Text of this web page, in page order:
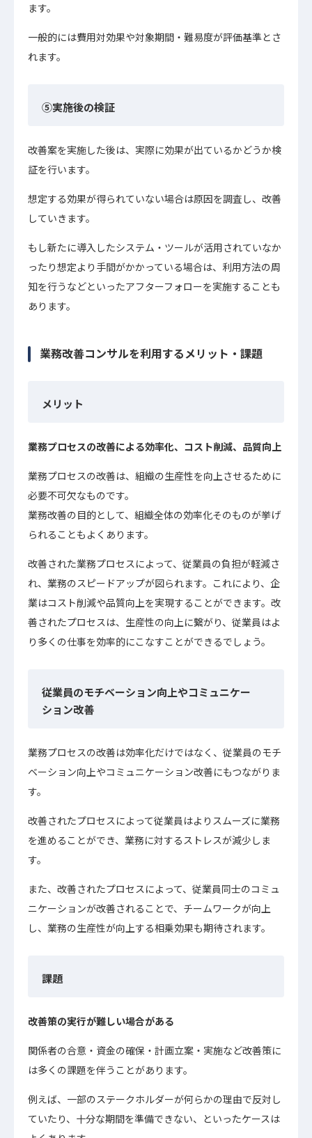
ます。
一般的には費用対効果や対象期間・難易度が評価基準とさ
れます。
⑤実施後の検証
改善案を実施した後は、実際に効果が出ているかどうか検
証を行います。
想定する効果が得られていない場合は原因を調査し、改善
していきます。
もし新たに導入したシステム・ツールが活用されていなか
ったり想定より手間がかかっている場合は、利用方法の周
知を行うなどといったアフターフォローを実施することも
あります。
業務改善コンサルを利用するメリット・課題
メリット
業務プロセスの改善による効率化、コスト削減、品質向上
業務プロセスの改善は、組織の生産性を向上させるために
必要不可欠なものです。
業務改善の目的として、組織全体の効率化そのものが挙げ
られることもよくあります。
改善された業務プロセスによって、従業員の負担が軽減さ
れ、業務のスピードアップが図られます。これにより、企
業はコスト削減や品質向上を実現することができます。改
善されたプロセスは、生産性の向上に繋がり、従業員はよ
り多くの仕事を効率的にこなすことができるでしょう。
従業員のモチベーション向上やコミュニケー
ション改善
業務プロセスの改善は効率化だけではなく、従業員のモチ
ベーション向上やコミュニケーション改善にもつながりま
す。
改善されたプロセスによって従業員はよりスムーズに業務
を進めることができ、業務に対するストレスが減少しま
す。
また、改善されたプロセスによって、従業員同士のコミュ
ニケーションが改善されることで、チームワークが向上
し、業務の生産性が向上する相乗効果も期待されます。
課題
改善策の実行が難しい場合がある
関係者の合意・資金の確保・計画立案・実施など改善策に
は多くの課題を伴うことがあります。
例えば、一部のステークホルダーが何らかの理由で反対し
ていたり、十分な期間を準備できない、といったケースは